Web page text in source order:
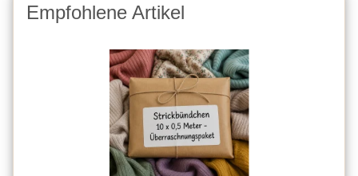
Empfohlene Artikel